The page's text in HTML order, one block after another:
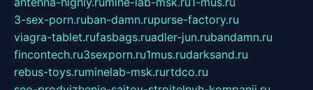
3-sex-porn.ruban-damn.rupurse-factory.ru
viagra-tablet.rufasbags.ruadler-jun.rubandamn.ru
fincontech.ru3sexporn.ru1mus.rudarksand.ru
rebus-toys.ruminelab-msk.rurtdco.ru